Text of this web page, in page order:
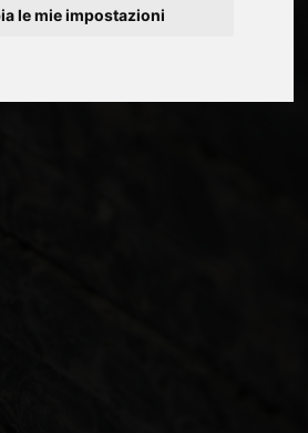
le mie impostazioni